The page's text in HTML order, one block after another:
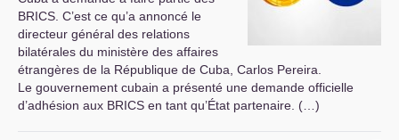
BRICS . C’est ce qu’a annoncé le
directeur général des relations
bilatérales du ministère des affaires
étrangères de la République de Cuba, Carlos Pereira.
Le gouvernement cubain a présenté une demande officielle
d’adhésion aux BRICS en tant qu’État partenaire. (…)